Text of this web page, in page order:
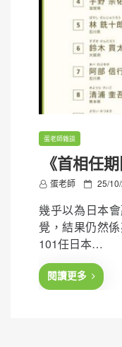
蛋老師雜談
《首相任
蛋老師
P
s
t
e
d
25/
幾乎以為日本
覺，結果仍然
101任日本…
閱讀更多